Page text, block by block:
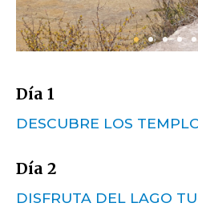
Día 1
DESCUBRE LOS
Día 2
DISFRUTA DEL LAGO